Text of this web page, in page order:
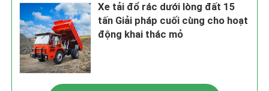
Xe tải đổ rác dưới lòng đất 15
tấn Giải pháp cuối cùng cho hoạt
động khai thác mỏ